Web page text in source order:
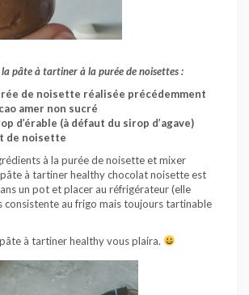
pâte à tartiner à la purée de noisettes :
de noisette réalisée précédemment
amer non sucré
d’érable (à défaut du sirop d’agave)
de noisette
à la purée de noisette et mixer
à tartiner healthy chocolat noisette est
un pot et placer au réfrigérateur (elle
consistente au frigo mais toujours tartinable
pâte à tartiner healthy vous plaira.